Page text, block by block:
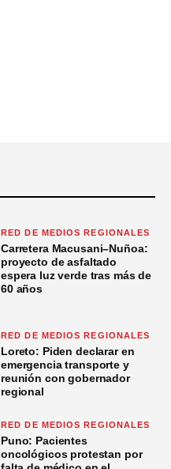
RED DE MEDIOS REGIONALES
Carretera Macusani–Nuñoa:
proyecto de asfaltado
espera luz verde tras más de
60 años
RED DE MEDIOS REGIONALES
Loreto: Piden declarar en
emergencia transporte y
reunión con gobernador
regional
RED DE MEDIOS REGIONALES
Puno: Pacientes
oncológicos protestan por